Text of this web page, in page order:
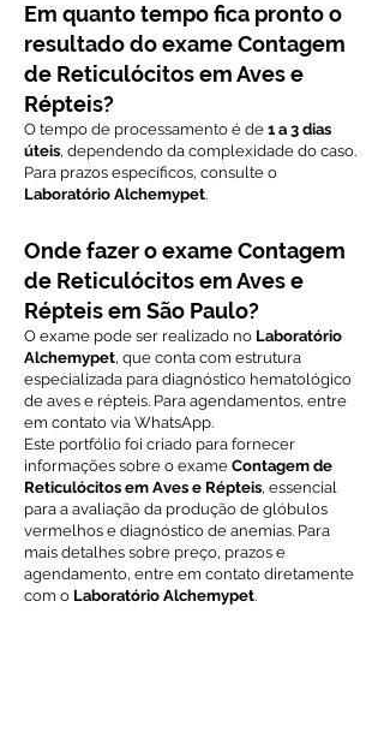
Em quanto tempo fica pronto o
resultado do exame Contagem
de Reticulócitos em Aves e
Répteis?
O tempo de processamento é de 1 a 3 dias
úteis, dependendo da complexidade do caso.
Para prazos específicos, consulte o
Laboratório Alchemypet.
Onde fazer o exame Contagem
de Reticulócitos em Aves e
Répteis em São Paulo?
O exame pode ser realizado no Laboratório
Alchemypet, que conta com estrutura
especializada para diagnóstico hematológico
de aves e répteis. Para agendamentos, entre
em contato via WhatsApp.
Este portfólio foi criado para fornecer
informações sobre o exame Contagem de
Reticulócitos em Aves e Répteis, essencial
para a avaliação da produção de glóbulos
vermelhos e diagnóstico de anemias. Para
mais detalhes sobre preço, prazos e
agendamento, entre em contato diretamente
com o Laboratório Alchemypet.